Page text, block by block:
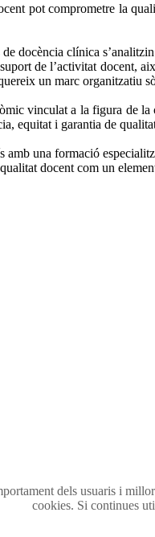
pot comprometre la
docència clínica
de l’activitat docent,
un marc organitzatiu
vinculat a la figura de
equitat i garantia de
una formació
docent com un
dels usuaris i
cookies. Si continues